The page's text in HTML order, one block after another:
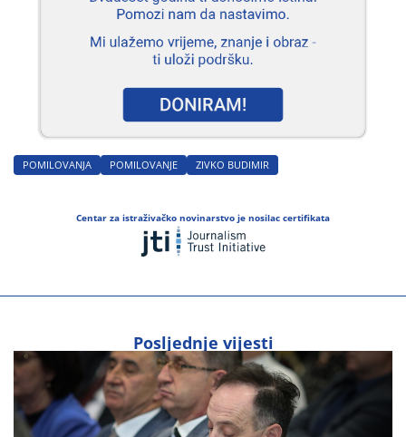
POMILOVANJA POMILOVANJE ZIVKO BUDIMIR
Centar za istraživačko novinarstvo je nosilac certifikata
Posljednje vijesti